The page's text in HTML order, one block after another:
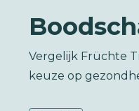
Vergelijk Früchte
keuze op